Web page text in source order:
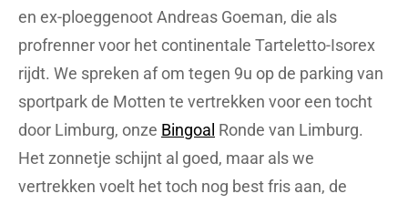
en ex-ploeggenoot Andreas Goeman, die als
profrenner voor het continentale Tarteletto-Isorex
rijdt. We spreken af om tegen 9u op de parking van
sportpark de Motten te vertrekken voor een tocht
door Limburg, onze Bingoal Ronde van Limburg.
Het zonnetje schijnt al goed, maar als we
vertrekken voelt het toch nog best fris aan, de